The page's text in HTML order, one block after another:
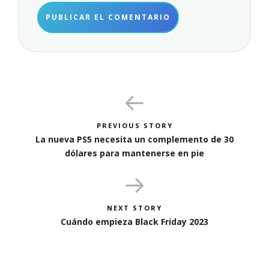
PREVIOUS STORY
La nueva PS5 necesita un complemento de 30
dólares para mantenerse en pie
NEXT STORY
Cuándo empieza Black Friday 2023